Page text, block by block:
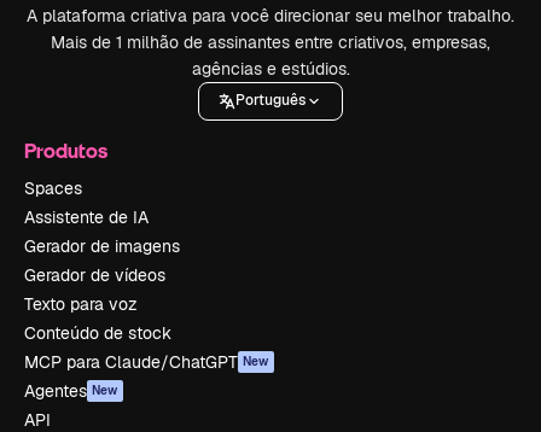
A plataforma criativa para você direcionar seu melhor trabalho.
Mais de 1 milhão de assinantes entre criativos, empresas,
agências e estúdios.
Português
Produtos
Spaces
Assistente de IA
Gerador de imagens
Gerador de vídeos
Texto para voz
Conteúdo de stock
MCP para Claude/ChatGPT New
Agentes New
API